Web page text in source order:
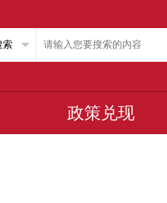
政策兑现